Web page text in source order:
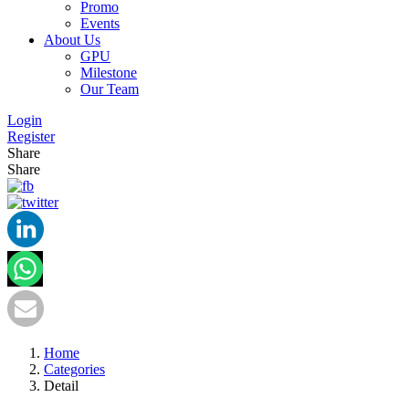
Promo
Events
About Us
GPU
Milestone
Our Team
Login
Register
Share
Share
Home
Categories
Detail